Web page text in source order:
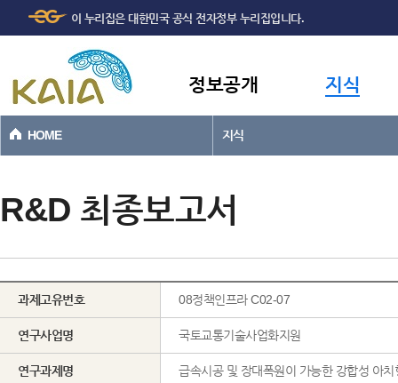
본문바로가기
이 누리집은 대한민국 공식 전자정부 누리집입니다.
정보공개 지식
HOME 지식
R&D 최종보고서
과제고유번호 08정책인프라 C02-07
연구사업명 국토교통기술사업화지원
연구과제명 급속시공 및 장대폭원이 가능한 강합성 아